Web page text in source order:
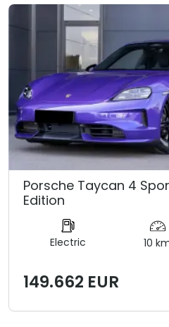
Porsche Taycan 4
Edition
Electric 10
149.662 EUR